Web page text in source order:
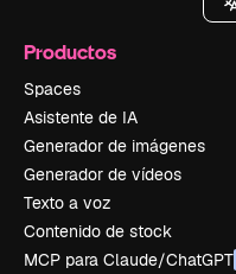
Productos
Spaces
Asistente de IA
Generador de imágenes
Generador de vídeos
Texto a voz
Contenido de stock
MCP para Claude/ChatGPT